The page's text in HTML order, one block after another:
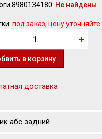
8980134180: Не найдены
под заказ, цену
доставка
абс задний